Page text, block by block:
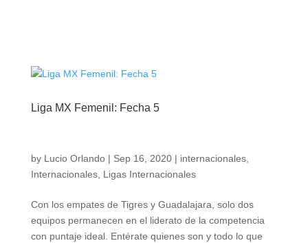
Liga MX Femenil: Fecha 5
by Lucio Orlando| Sep 16, 2020| internacionales,
Internacionales, Ligas Internacionales
Con los empates de Tigres y Guadalajara, solo dos
equipos permanecen en el liderato de la competencia
con puntaje ideal. Entérate quienes son y todo lo que